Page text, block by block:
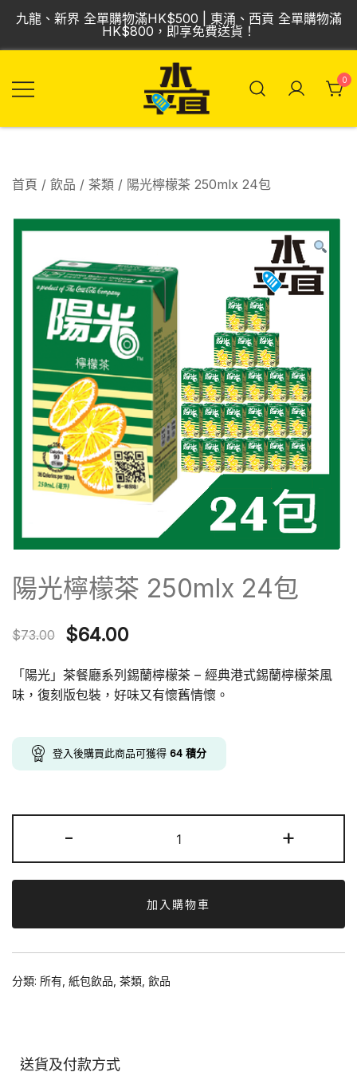
Skip
content
九龍、新界 全單購物滿HK$500 | 東涌、西貢 全單購物滿
HK$800，即享免費送貨！
酒、食品
0
首頁 / 飲品 / 茶類 / 陽光檸檬茶 250mlx 24包
陽光檸檬茶 250mlx 24包
$73.00
Original
price
was:
$64.00
price
is:
「陽光」茶餐廳系列錫蘭檸檬茶 – 經典港式錫蘭檸檬茶風
味，復刻版包裝，好味又有懷舊情懷。
登入後購買此商品可獲得 64 積分
-
光
檸
檬
茶
250mlx
+
加入購物車
分類: 所有 紙包飲品 茶類 飲品
送貨及付款方式